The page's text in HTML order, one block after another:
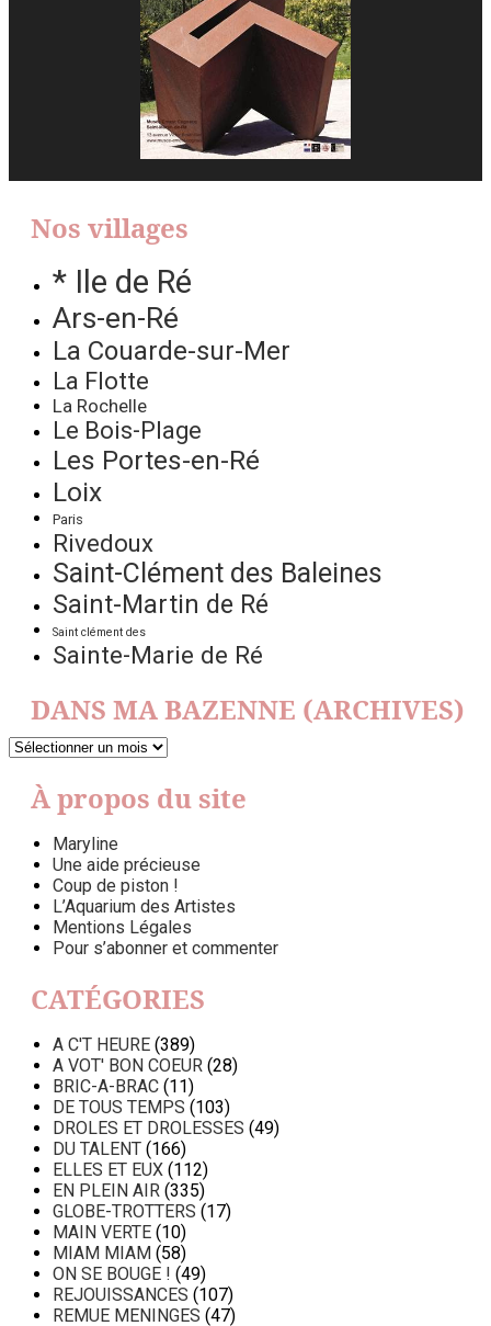
Nos villages
* Ile de Ré
Ars-en-Ré
La Couarde-sur-Mer
La Flotte
La Rochelle
Le Bois-Plage
Les Portes-en-Ré
Loix
Paris
Rivedoux
Saint-Clément des Baleines
Saint-Martin de Ré
Saint clément des
Sainte-Marie de Ré
DANS MA BAZENNE (ARCHIVES)
DANS
BAZENNE
(ARCHIVES)
À propos du site
Maryline
Une aide précieuse
Coup de piston !
L’Aquarium des Artistes
Mentions Légales
Pour s’abonner et commenter
CATÉGORIES
A C'T HEURE (389)
A VOT' BON COEUR (28)
BRIC-A-BRAC (11)
DE TOUS TEMPS (103)
DROLES ET DROLESSES (49)
DU TALENT (166)
ELLES ET EUX (112)
EN PLEIN AIR (335)
GLOBE-TROTTERS (17)
MAIN VERTE (10)
MIAM MIAM (58)
ON SE BOUGE ! (49)
REJOUISSANCES (107)
REMUE MENINGES (47)